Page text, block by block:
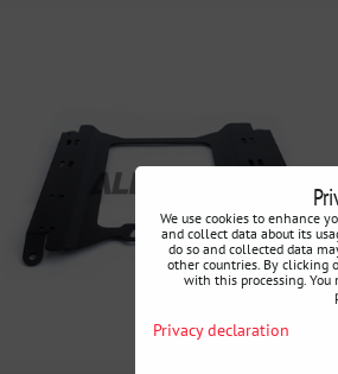
We use cookies to enhance
and collect data about its
do so and collected data
other countries. By clicking
with this processing.
Privacy declaration